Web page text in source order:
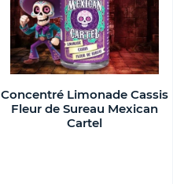
Concentré Limonade Cassis
Fleur de Sureau Mexican
Cartel